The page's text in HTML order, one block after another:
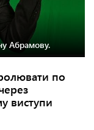
Абрамову.
по
виступи